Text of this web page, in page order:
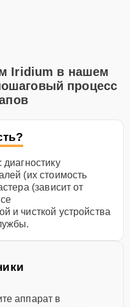
Iridium в нашем
процесс
(их стоимость
(зависит от
и чисткой устройства
аппарат в